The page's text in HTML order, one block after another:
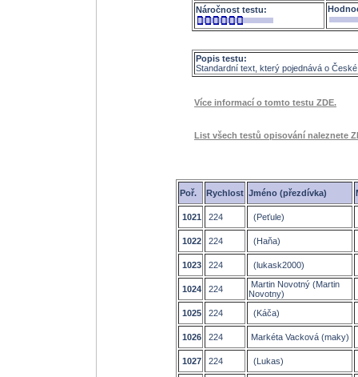
Náročnost testu:
Popis testu:
Standardní text, který pojednává o
Více informací o tomto testu ZDE.
List všech testů opisování naleznete
Poř. Rychlost Jméno (přezdívka)
1021 224 (Peťule)
1022 224 (Haňa)
1023 224 (lukask2000)
1024 224
Martin Novotný (Martin
Novotny)
1025 224 (Káča)
1026 224 Markéta Vacková (maky)
1027 224 (Lukas)